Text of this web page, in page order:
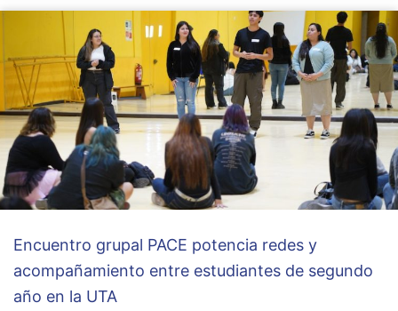
Encuentro grupal PACE potencia redes y
acompañamiento entre estudiantes de segundo
año en la UTA